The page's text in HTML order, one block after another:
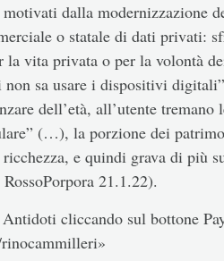
dalla modernizzazione
o statale di dati privati:
la vita privata o per la volontà
non sa usare i dispositivi
dell’età, all’utente
(…), la porzione dei
e quindi grava di più
21.1.22).
cliccando sul bottone